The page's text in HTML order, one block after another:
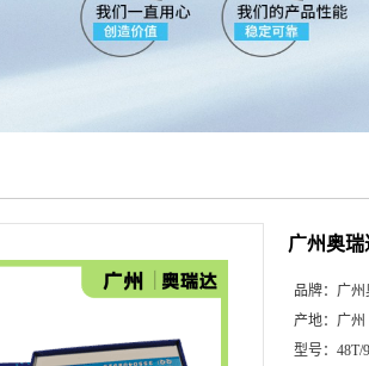
广州奥
品牌： 广州
产地： 广州
型号： 48T/